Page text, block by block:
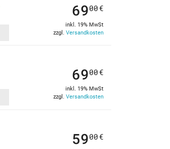
6900 €
inkl. 19% MwSt
zzgl. Versandkosten
6900 €
inkl. 19% MwSt
zzgl. Versandkosten
5900 €